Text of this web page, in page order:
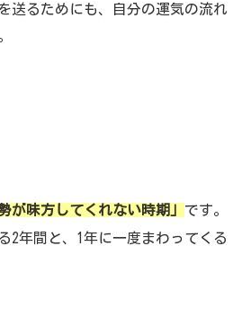
送るためにも、自分の運気の流れ
が味方してくれない時期」 です。
2年間と、1年に一度まわってくる